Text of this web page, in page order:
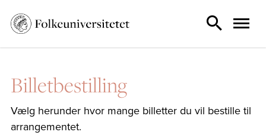
Billetbestilling
Vælg herunder hvor mange billetter du vil bestille til
arrangementet.